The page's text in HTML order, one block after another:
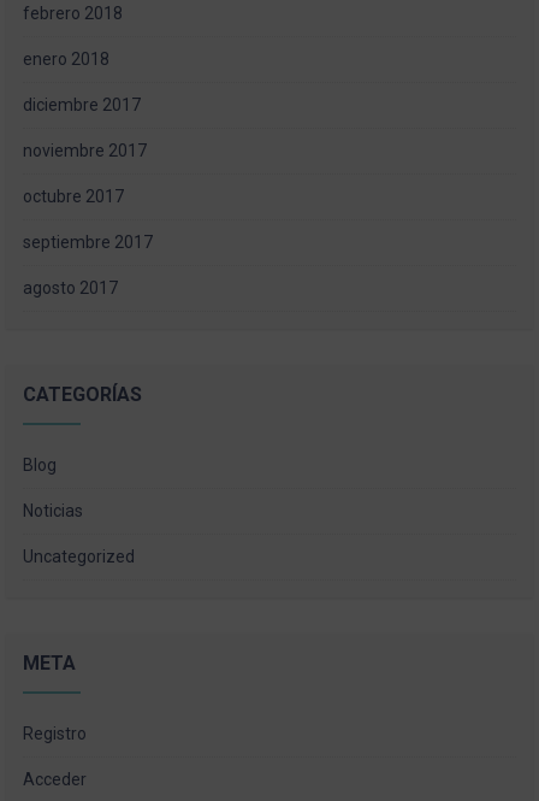
febrero 2018
enero 2018
diciembre 2017
noviembre 2017
octubre 2017
septiembre 2017
agosto 2017
CATEGORÍAS
Blog
Noticias
Uncategorized
META
Registro
Acceder